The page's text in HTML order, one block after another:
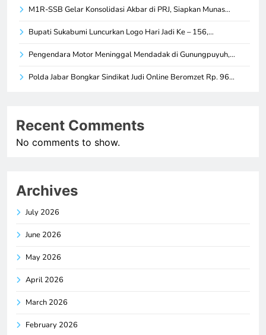
M1R-SSB Gelar Konsolidasi Akbar di PRJ, Siapkan Munas…
Bupati Sukabumi Luncurkan Logo Hari Jadi Ke – 156,…
Pengendara Motor Meninggal Mendadak di Gunungpuyuh,…
Polda Jabar Bongkar Sindikat Judi Online Beromzet Rp. 96…
Recent Comments
No comments to show.
Archives
July 2026
June 2026
May 2026
April 2026
March 2026
February 2026